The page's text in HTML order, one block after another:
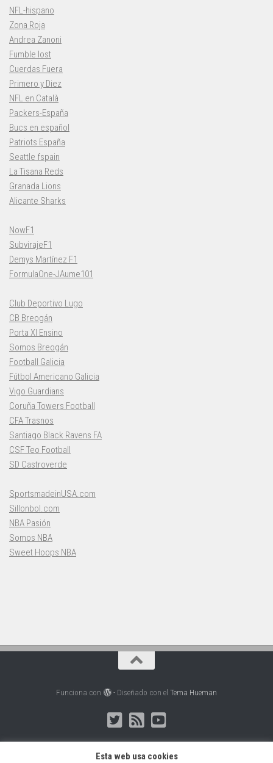
NFL-hispano
Zona Roja
Andrea Zanoni
Fumble lost
Cuerdas Fuera
Primero y Diez
NFL en Català
Packers-España
Bucs en español
Patriots España
Seattle fspain
La Tisana Reds
Granada Lions
Alicante Sharks
NowF1
SubvirajeF1
Demys Martínez F1
FormulaOne-JAume101
Club Deportivo Lugo
CB Breogán
Porta XI Ensino
Somos Breogán
Football Galicia
Fútbol Americano Galicia
Vigo Guardians
Coruña Towers Football
CFA Trasnos
Santiago Black Ravens FA
CSF Teo Football
SD Castroverde
SportsmadeinUSA.com
Sillonbol.com
NBA Pasión
Somos NBA
Sweet Hoops NBA
Funciona con - Diseñado con el Tema Hueman
Esta web usa cookies